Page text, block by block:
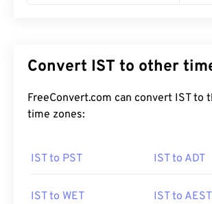
Convert IST to other
FreeConvert.com can convert IST to
time zones:
IST to PST IST to ADT
IST to WET IST to AEST